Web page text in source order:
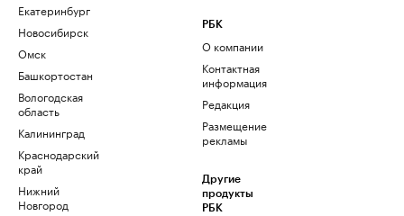
Екатеринбург
Новосибирск
Омск
Башкортостан
Вологодская
область
Калининград
Краснодарский
край
Нижний
Новгород
РБК
О компании
Контактная
информация
Редакция
Размещение
рекламы
Другие
продукты
РБК